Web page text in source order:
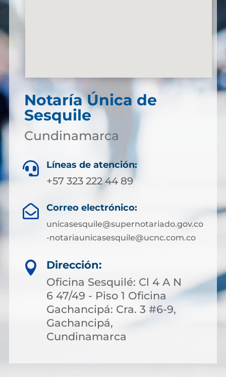
Notaría Única de
Sesquile
Cundinamarca
 Líneas de atención:
+57 323 222 44 89
 Correo electrónico:
unicasesquile@supernotariado.gov.co
-notariaunicasesquile@ucnc.com.co

Dirección:
Oficina Sesquilé: Cl 4 A N
6 47/49 - Piso 1 Oficina
Gachancipá: Cra. 3 #6-9,
Gachancipá,
Cundinamarca